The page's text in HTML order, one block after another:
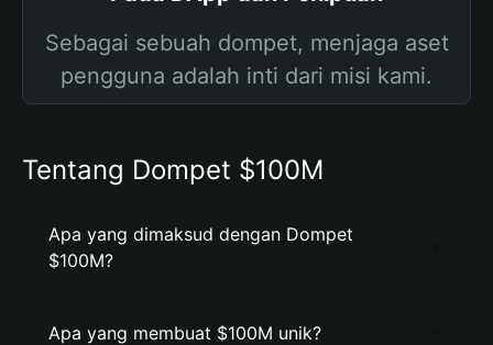
Sebagai sebuah dompet, menjaga aset
pengguna adalah inti dari misi kami.
Tentang Dompet $100M
Apa yang dimaksud dengan Dompet
$100M?
Apa yang membuat $100M unik?